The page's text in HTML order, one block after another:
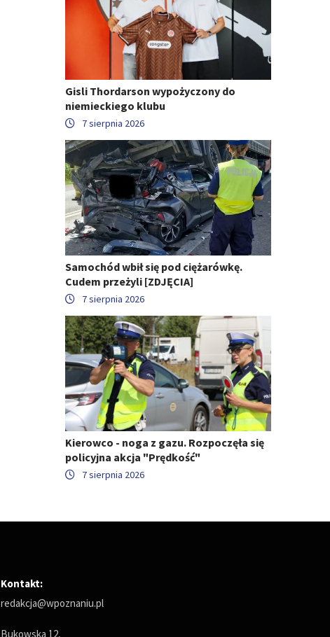
Gisli Thordarson wypożyczony do
niemieckiego klubu
7 sierpnia 2026
Samochód wbił się pod ciężarówkę.
Cudem przeżyli [ZDJĘCIA]
7 sierpnia 2026
Kierowco - noga z gazu. Rozpoczęła się
policyjna akcja "Prędkość"
7 sierpnia 2026
Kontakt:
redakcja@wpoznaniu.pl
Bukowska 12,